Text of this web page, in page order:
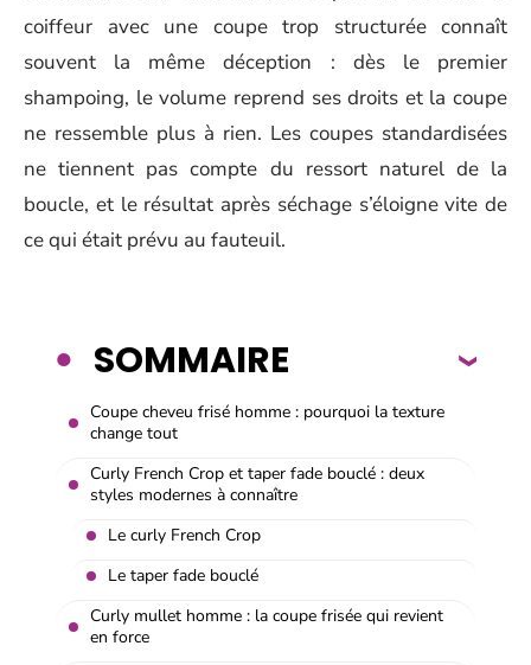
coiffeur avec une coupe trop structurée connaît
souvent la même déception : dès le premier
shampoing, le volume reprend ses droits et la coupe
ne ressemble plus à rien. Les coupes standardisées
ne tiennent pas compte du ressort naturel de la
boucle, et le résultat après séchage s’éloigne vite de
ce qui était prévu au fauteuil.
SOMMAIRE
Coupe cheveu frisé homme : pourquoi la texture
change tout
Curly French Crop et taper fade bouclé : deux
styles modernes à connaître
Le curly French Crop
Le taper fade bouclé
Curly mullet homme : la coupe frisée qui revient
en force